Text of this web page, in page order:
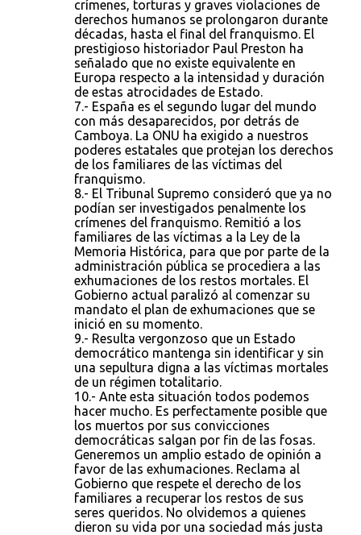
crímenes, torturas y graves violaciones de
derechos humanos se prolongaron durante
décadas, hasta el final del franquismo. El
prestigioso historiador Paul Preston ha
señalado que no existe equivalente en
Europa respecto a la intensidad y duración
de estas atrocidades de Estado.
7.- España es el segundo lugar del mundo
con más desaparecidos, por detrás de
Camboya. La ONU ha exigido a nuestros
poderes estatales que protejan los derechos
de los familiares de las víctimas del
franquismo.
8.- El Tribunal Supremo consideró que ya no
podían ser investigados penalmente los
crímenes del franquismo. Remitió a los
familiares de las víctimas a la Ley de la
Memoria Histórica, para que por parte de la
administración pública se procediera a las
exhumaciones de los restos mortales. El
Gobierno actual paralizó al comenzar su
mandato el plan de exhumaciones que se
inició en su momento.
9.- Resulta vergonzoso que un Estado
democrático mantenga sin identificar y sin
una sepultura digna a las víctimas mortales
de un régimen totalitario.
10.- Ante esta situación todos podemos
hacer mucho. Es perfectamente posible que
los muertos por sus convicciones
democráticas salgan por fin de las fosas.
Generemos un amplio estado de opinión a
favor de las exhumaciones. Reclama al
Gobierno que respete el derecho de los
familiares a recuperar los restos de sus
seres queridos. No olvidemos a quienes
dieron su vida por una sociedad más justa